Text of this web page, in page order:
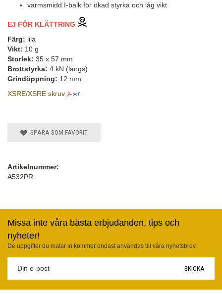
varmsmidd I-balk för ökad styrka och låg vikt
EJ FÖR KLÄTTRING
Färg: lila
Vikt: 10 g
Storlek: 35 x 57 mm
Brottstyrka: 4 kN (längs)
Grindöppning: 12 mm
XSRE/XSRE skruv
SPARA SOM FAVORIT
Artikelnummer:
A532PR
Missa inte våra bästa erbjudanden, tips och
nyheter!
De uppgifter du matar in kommer endast användas till våra nyhetsbrev.
SKICKA